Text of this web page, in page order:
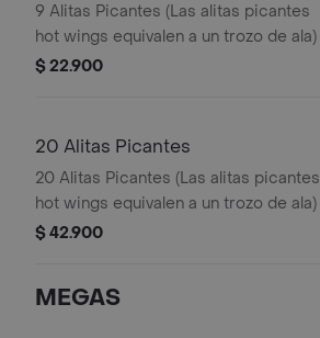
9 Alitas Picantes (Las alitas picantes
hot wings equivalen a un trozo de ala)
$ 22.900
20 Alitas Picantes
20 Alitas Picantes (Las alitas picantes
hot wings equivalen a un trozo de ala)
$ 42.900
MEGAS